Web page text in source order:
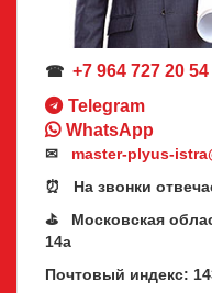
☎ +7 964 727 20 54
Telegram
WhatsApp
✉ master-plyus-
⏰ На звонки
⛳ Московская
14а
Почтовый индекс: